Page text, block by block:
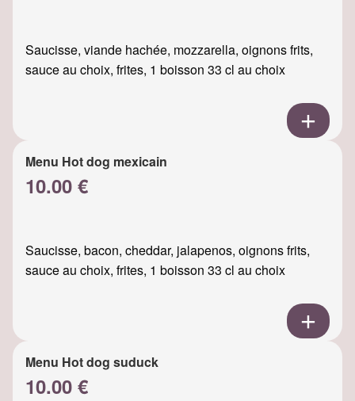
Saucisse, viande hachée, mozzarella, oignons frits,
sauce au choix, frites, 1 boisson 33 cl au choix
Menu Hot dog mexicain
10.00 €
Saucisse, bacon, cheddar, jalapenos, oignons frits,
sauce au choix, frites, 1 boisson 33 cl au choix
Menu Hot dog suduck
10.00 €